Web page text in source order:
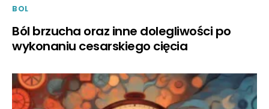
BOL
Ból brzucha oraz inne dolegliwości po
wykonaniu cesarskiego cięcia